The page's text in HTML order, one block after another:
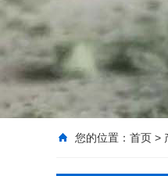
您的位置： 首页 >